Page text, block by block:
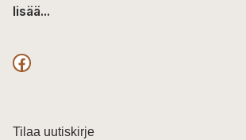
lisää...
F
c
Tilaa uutiskirje